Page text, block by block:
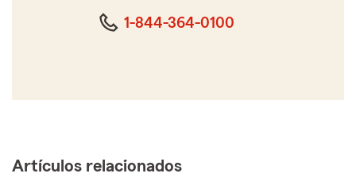
1-844-364-0100
Artículos relacionados